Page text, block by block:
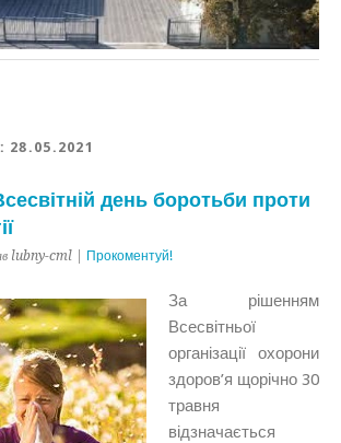
28.05.2021
день боротьби проти
lubny-cml | Прокоментуй!
За рішенням
Всесвітньої
організації охорони
здоров’я щорічно 30
травня
відзначається